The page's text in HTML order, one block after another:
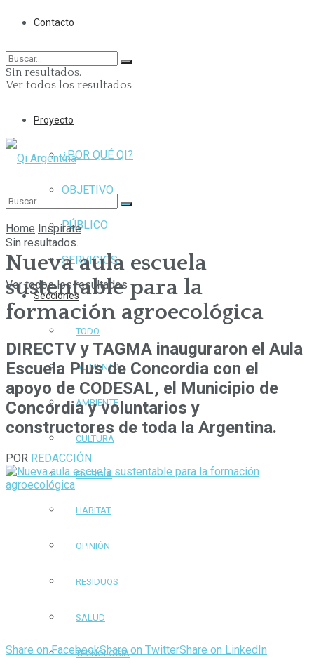
Contacto
Sin resultados.
Ver todos los resultados
Proyecto
¿POR QUÉ QI?
OBJETIVO
PÚBLICO
SERVICIOS
Secciones
TODO
ALIMENTO
AMBIENTE
CULTURA
ENERGÍA
HÁBITAT
OPINIÓN
RESIDUOS
SALUD
TECNOLOGÍA
Sin resultados.
Ver todos los resultados
Home Inspirate
Nueva aula escuela
sustentable para la
formación agroecológica
DIRECTV y TAGMA inauguraron el Aula
Escuela Plus de Concordia con el
apoyo de CODESAL, el Municipio de
Concordia y voluntarios y
constructores de toda la Argentina.
POR REDACCIÓN
Share on FacebookShare on TwitterShare on LinkedIn